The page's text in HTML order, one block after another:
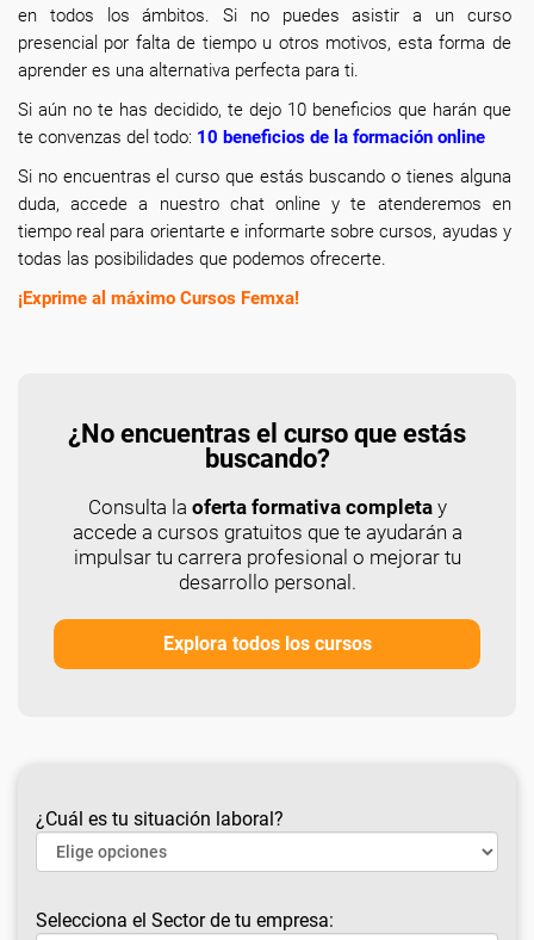
en todos los ámbitos. Si no puedes asistir a un curso
presencial por falta de tiempo u otros motivos, esta forma de
aprender es una alternativa perfecta para ti.
Si aún no te has decidido, te dejo 10 beneficios que harán que
te convenzas del todo: 10 beneficios de la formación online
Si no encuentras el curso que estás buscando o tienes alguna
duda, accede a nuestro chat online y te atenderemos en
tiempo real para orientarte e informarte sobre cursos, ayudas y
todas las posibilidades que podemos ofrecerte.
¡Exprime al máximo Cursos Femxa!
¿No encuentras el curso que estás
buscando?
Consulta la oferta formativa completay
accede a cursos gratuitos que te ayudarán a
impulsar tu carrera profesional o mejorar tu
desarrollo personal.
Explora todos los cursos
¿Cuál es tu situación laboral?
Selecciona el Sector de tu empresa: